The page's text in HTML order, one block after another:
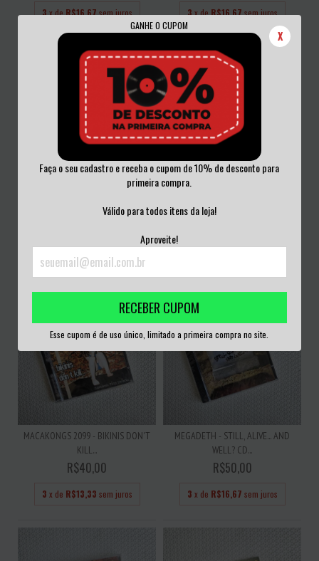
GANHE O CUPOM
X
Faça o seu cadastro e receba o cupom de 10% de desconto para
primeira compra.
Válido para todos itens da loja!
Aproveite!
RECEBER CUPOM
Esse cupom é de uso único, limitado a primeira compra no site.
3x deR$16,67sem juros 3x deR$16,67sem juros
MAS NEM SEMPRE...
SUPER CÂNC...
MACAKONGS 2099 - BIKINIS DON'T
KILL...
R$40,00
3 x de R$13,33 sem juros
MEGADETH - STILL, ALIVE... AND
WELL? CD...
R$50,00
3 x de R$16,67 sem juros